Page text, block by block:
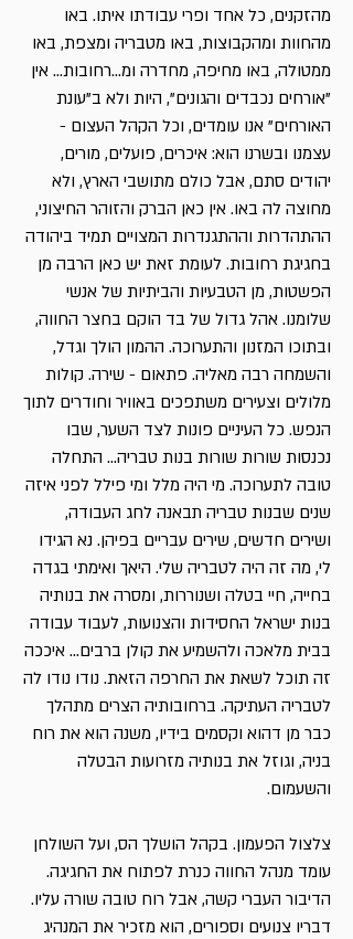
מהזקנים, כל אחד ופרי עבודתו איתו. באו
מהחוות ומהקבוצות, באו מטבריה ומצפת, באו
ממטולה, באו מחיפה, מחדרה ומ...רחובות... אין
"אורחים נכבדים והגונים", היות ולא ב"עונת
האורחים" אנו עומדים, וכל הקהל העצום -
עצמנו ובשרנו הוא: איכרים, פועלים, מורים,
יהודים סתם, אבל כולם מתושבי הארץ, ולא
מחוצה לה באו. אין כאן הברק והזוהר החיצוני,
ההתהדרות וההתגנדרות המצויים תמיד ביהודה
בחגיגת רחובות. לעומת זאת יש כאן הרבה מן
הפשטות, מן הטבעיות והביתיות של אנשי
שלומנו. אהל גדול של בד הוקם בחצר החווה,
ובתוכו המזנון והתערוכה. ההמון הולך וגדל,
והשמחה רבה מאליה. פתאום - שירה. קולות
מלולים וצעירים משתפכים באוויר וחודרים לתוך
הנפש. כל העיניים פונות לצד השער, שבו
נכנסות שורות שורות בנות טבריה... התחלה
טובה לתערוכה. מי היה מלל ומי פילל לפני איזה
שנים שבנות טבריה תבאנה לחג העבודה,
ושירים חדשים, שירים עבריים בפיהן. נא הגידו
לי, מה זה היה לטבריה שלי. היאך ואימתי בגדה
בחייה, חיי בטלה ושנוררות, ומסרה את בנותיה
בנות ישראל החסידות והצנועות, לעבוד עבודה
בבית מלאכה ולהשמיע את קולן ברבים... איככה
זה תוכל לשאת את החרפה הזאת. נודו נודו לה
לטבריה העתיקה. ברחובותיה הצרים מתהלך
כבר מן דהוא וקסמים בידיו, משנה הוא את רוח
בניה, וגוזל את בנותיה מזרועות הבטלה
והשעמום.
צלצול הפעמון. בקהל הושלך הס, ועל השולחן
עומד מנהל החווה כנרת לפתוח את החגיגה.
הדיבור העברי קשה, אבל רוח טובה שורה עליו.
דבריו צנועים וספורים, הוא מזכיר את המנהיג